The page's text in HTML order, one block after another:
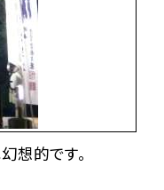
想的です。